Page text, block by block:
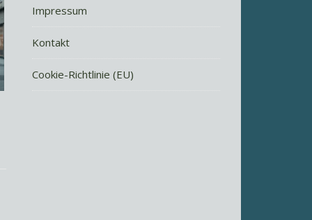
Impressum
Kontakt
Cookie-Richtlinie (EU)